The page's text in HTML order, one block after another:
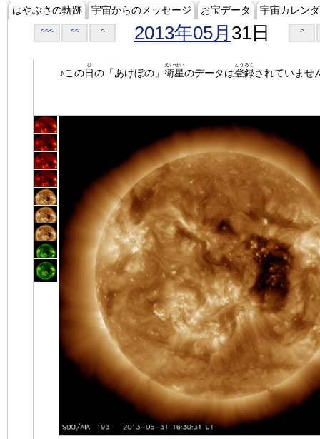
はやぶさの軌跡 宇宙からのメッセージ お宝データ 宇宙カレン
<<< << < 2013年05月 31日 >
♪この日
ひ
の「あけぼの」 衛星
えいせい
のデータは登録
とうろく
されていませ